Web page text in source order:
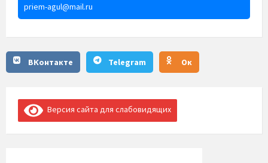
priem-agul@mail.ru
ВКонтакте Telegram Ок
Версия сайта для слабовидящих